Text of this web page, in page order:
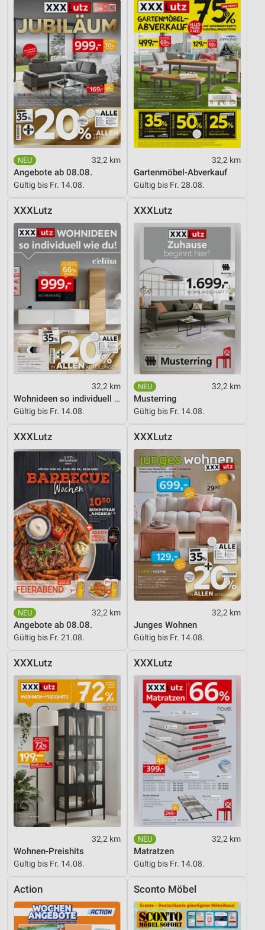
32,2 km
Angebote ab 08.08.
Gültig bis Fr. 14.08.
32,2 km
Gartenmöbel-Abverkauf
Gültig bis Fr. 28.08.
XXXLutz
32,2 km
Wohnideen so individuell wie du!
Gültig bis Fr. 14.08.
XXXLutz
32,2 km
Musterring
Gültig bis Fr. 14.08.
XXXLutz
32,2 km
Angebote ab 08.08.
Gültig bis Fr. 21.08.
XXXLutz
32,2 km
Junges Wohnen
Gültig bis Fr. 14.08.
XXXLutz
32,2 km
Wohnen-Preishits
Gültig bis Fr. 14.08.
XXXLutz
32,2 km
Matratzen
Gültig bis Fr. 14.08.
Action Sconto Möbel